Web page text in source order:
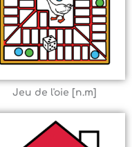
Jeu de l'oie [n.m]